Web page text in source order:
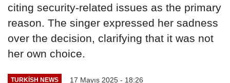
citing security-related issues as the primary
reason. The singer expressed her sadness
over the decision, clarifying that it was not
her own choice.
TURKISH NEWS 17 Mayıs 2025 - 18:26